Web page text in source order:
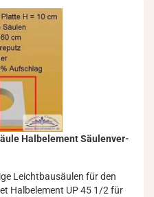
Halb­ele­ment Säu­len­ver­
Leicht­bau­säu­len für den
Halb­ele­ment UP 45 1/2 für